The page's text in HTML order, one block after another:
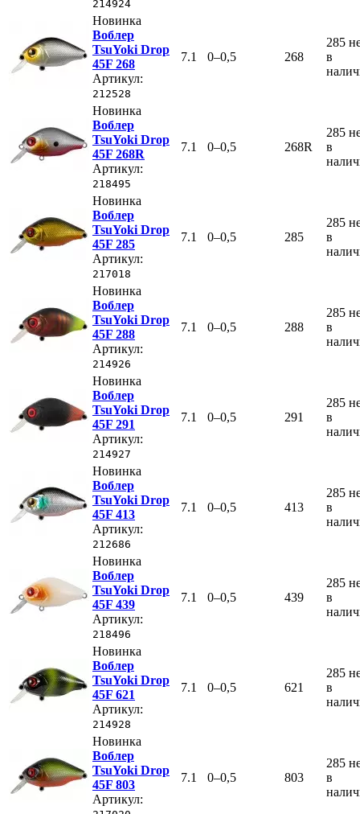
214924
Новинка
Воблер
TsuYoki Drop
45F 268
Артикул:
212528
7.1 0–0,5 268
285
в
Новинка
Воблер
TsuYoki Drop
45F 268R
Артикул:
218495
7.1 0–0,5 268R
285
в
Новинка
Воблер
TsuYoki Drop
45F 285
Артикул:
217018
7.1 0–0,5 285
285
в
Новинка
Воблер
TsuYoki Drop
45F 288
Артикул:
214926
7.1 0–0,5 288
285
в
Новинка
Воблер
TsuYoki Drop
45F 291
Артикул:
214927
7.1 0–0,5 291
285
в
Новинка
Воблер
TsuYoki Drop
45F 413
Артикул:
212686
7.1 0–0,5 413
285
в
Новинка
Воблер
TsuYoki Drop
45F 439
Артикул:
218496
7.1 0–0,5 439
285
в
Новинка
Воблер
TsuYoki Drop
45F 621
Артикул:
214928
7.1 0–0,5 621
285
в
Новинка
Воблер
TsuYoki Drop
45F 803
Артикул:
7.1 0–0,5 803
285
в